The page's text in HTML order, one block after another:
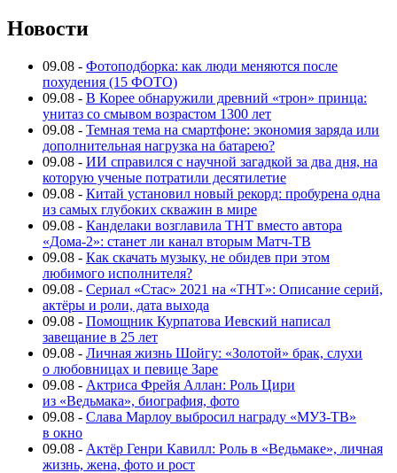
Новости
09.08 - Фотоподборка: как люди меняются после
похудения (15 ФОТО)
09.08 - В Корее обнаружили древний «трон» принца:
унитаз со смывом возрастом 1300 лет
09.08 - Темная тема на смартфоне: экономия заряда или
дополнительная нагрузка на батарею?
09.08 - ИИ справился с научной загадкой за два дня, на
которую ученые потратили десятилетие
09.08 - Китай установил новый рекорд: пробурена одна
из самых глубоких скважин в мире
09.08 - Канделаки возглавила ТНТ вместо автора
«Дома-2»: станет ли канал вторым Матч-ТВ
09.08 - Как скачать музыку, не обидев при этом
любимого исполнителя?
09.08 - Сериал «Стас» 2021 на «ТНТ»: Описание серий,
актёры и роли, дата выхода
09.08 - Помощник Курпатова Иевский написал
завещание в 25 лет
09.08 - Личная жизнь Шойгу: «Золотой» брак, слухи
о любовницах и певице Заре
09.08 - Актриса Фрейя Аллан: Роль Цири
из «Ведьмака», биография, фото
09.08 - Слава Марлоу выбросил награду «МУЗ-ТВ»
в окно
09.08 - Актёр Генри Кавилл: Роль в «Ведьмаке», личная
жизнь, жена, фото и рост